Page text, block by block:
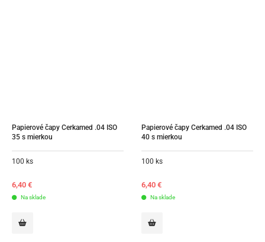
Papierové čapy Cerkamed .04 ISO
35 s mierkou
100 ks
6,40 €
Na sklade
Papierové čapy Cerkamed .04 ISO
40 s mierkou
100 ks
6,40 €
Na sklade